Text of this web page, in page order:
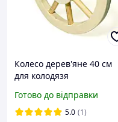
Колесо дерев'яне 40 см
для колодязя
Готово до відправки
5.0 (1)